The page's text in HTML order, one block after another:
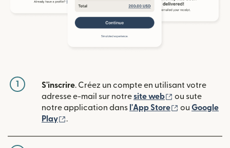
1 S'inscrire. Créez un compte en utilisant votre
adresse e-mail sur notresite web (s'ouvre dans
ou sute
notre application dans l'App Store (s'ouvre
ou Google
Play
(s'ouvre dans une nouvelle fenêtre)
.